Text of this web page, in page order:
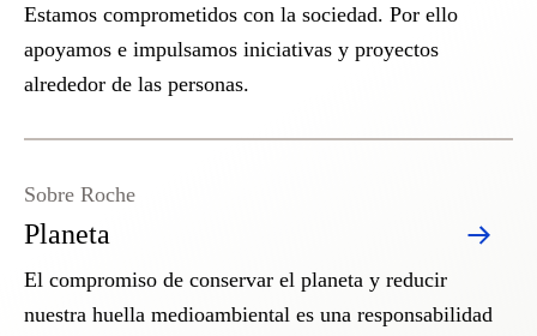
Estamos comprometidos con la sociedad. Por ello
apoyamos e impulsamos iniciativas y proyectos
alrededor de las personas.
Planeta
Sobre Roche
El compromiso de conservar el planeta y reducir
nuestra huella medioambiental es una responsabilidad